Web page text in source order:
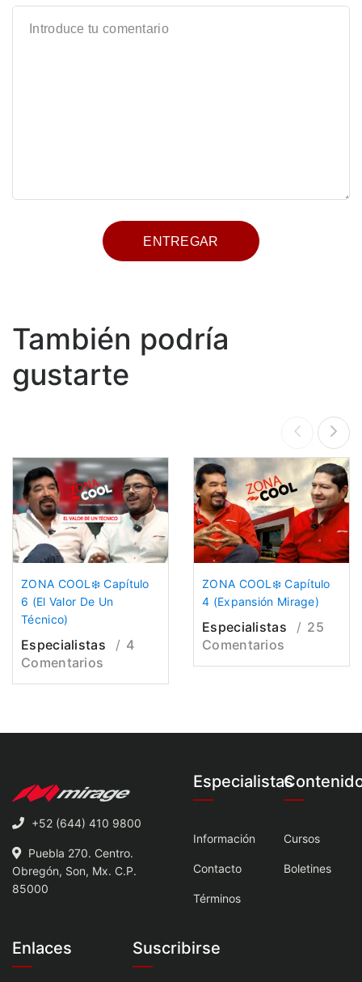
También podría
gustarte
ZONA COOL❄️ Capítulo
6 (El Valor De Un
Técnico)
Especialistas
4
Comentarios
ZONA COOL❄️ Capítulo
4 (Expansión Mirage)
Especialistas
25
Comentarios
+52 (644) 410 9800
Puebla 270. Centro.
Obregón, Son, Mx. C.P.
85000
Especialistas
Información
Contacto
Términos
Cursos
Boletines
Enlaces Suscribirse